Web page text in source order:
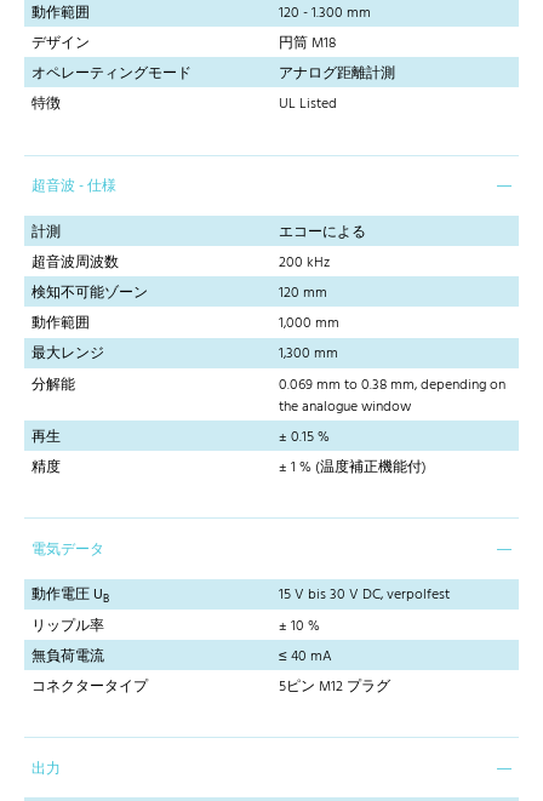
動作範囲
120 - 1.300 mm
デザイン
円筒 M18
オペレーティングモード
アナログ距離計測
特徴
UL Listed
超音波 - 仕様
計測
エコーによる
超音波周波数
200 kHz
検知不可能ゾーン
120 mm
動作範囲
1,000 mm
最大レンジ
1,300 mm
分解能
0.069 mm to 0.38 mm, depending on
the analogue window
再生
± 0.15 %
精度
± 1 % (温度補正機能付)
電気データ
動作電圧 UB
15 V bis 30 V DC, verpolfest
リップル率
± 10 %
無負荷電流
≤ 40 mA
コネクタータイプ
5ピン M12 プラグ
出力